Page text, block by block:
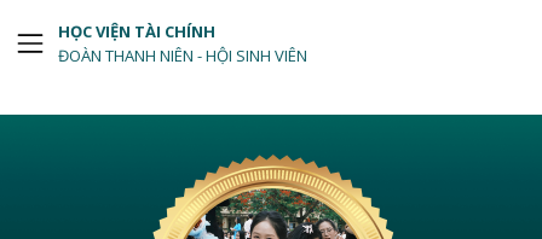
HỌC VIỆN TÀI CHÍNH
ĐOÀN THANH NIÊN - HỘI SINH VIÊN